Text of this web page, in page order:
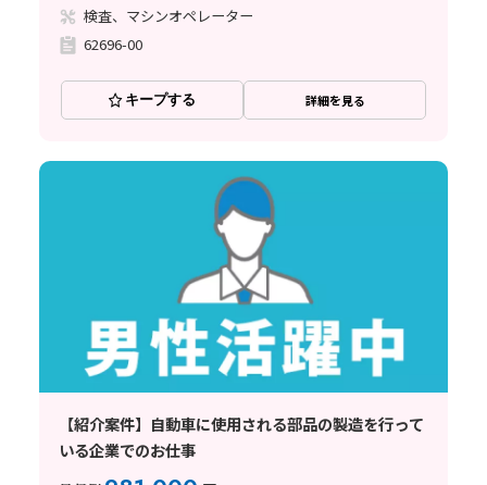
検査、マシンオペレーター
62696-00
キープする 詳細を見る
【紹介案件】自動車に使用される部品の製造を行って
いる企業でのお仕事